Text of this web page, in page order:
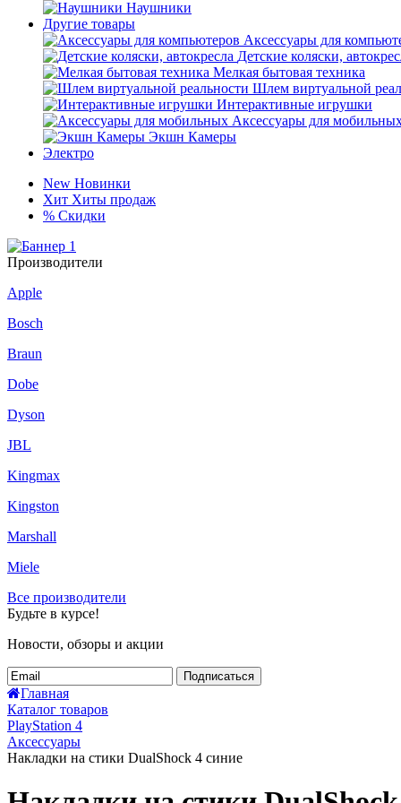
Наушники
Другие товары
Аксессуары для
Детские коляски,
Мелкая бытовая техника
Шлем виртуальной
Интерактивные игрушки
Аксессуары для
Экшн Камеры
Электро
New Новинки
Хит Хиты продаж
% Скидки
Производители
Apple
Bosch
Braun
Dobe
Dyson
JBL
Kingmax
Kingston
Marshall
Miele
Все производители
Будьте в курсе!
Новости, обзоры и акции
Подписаться
Главная
Каталог товаров
PlayStation 4
Аксессуары
Накладки на стики DualShock 4 синие